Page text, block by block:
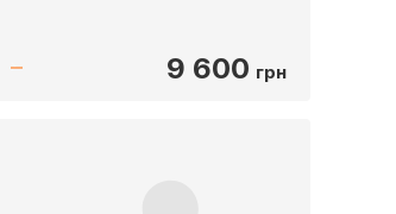
9 600 грн